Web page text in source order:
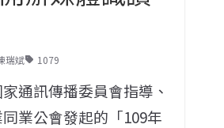
瑞斌 1079
家通訊傳播委員會指導、
業公會發起的「109年